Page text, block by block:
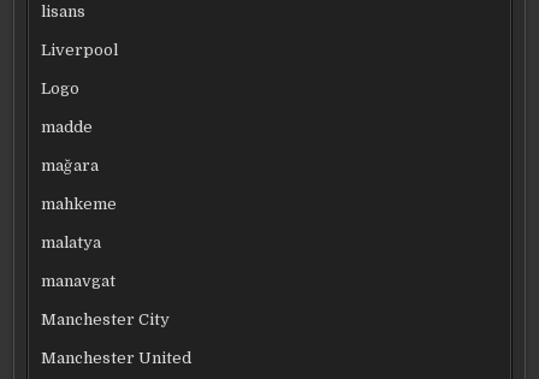
lisans
Liverpool
Logo
madde
mağara
mahkeme
malatya
manavgat
Manchester City
Manchester United